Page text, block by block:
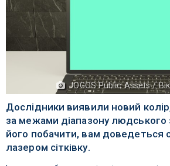
JOGOS Public Assets /
Дослідники виявили новий
за межами діапазону людського
його побачити, вам доведеться
лазером сітківку.